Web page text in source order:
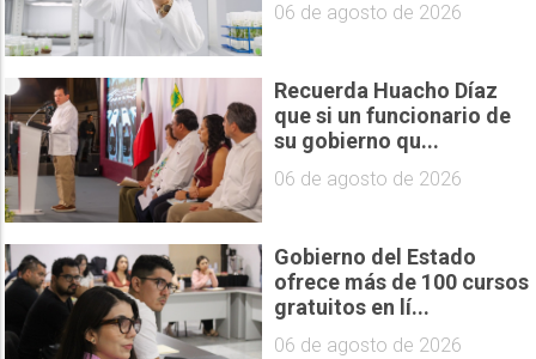
06 de agosto de 2026
Recuerda Huacho Díaz
que si un funcionario de
su gobierno qu...
06 de agosto de 2026
Gobierno del Estado
ofrece más de 100 cursos
gratuitos en lí...
06 de agosto de 2026